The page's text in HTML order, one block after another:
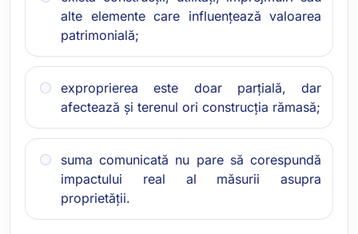
alte elemente care influențează valoarea
patrimonială;
exproprierea este doar parțială, dar
afectează și terenul ori construcția rămasă;
suma comunicată nu pare să corespundă
impactului real al măsurii asupra
proprietății.